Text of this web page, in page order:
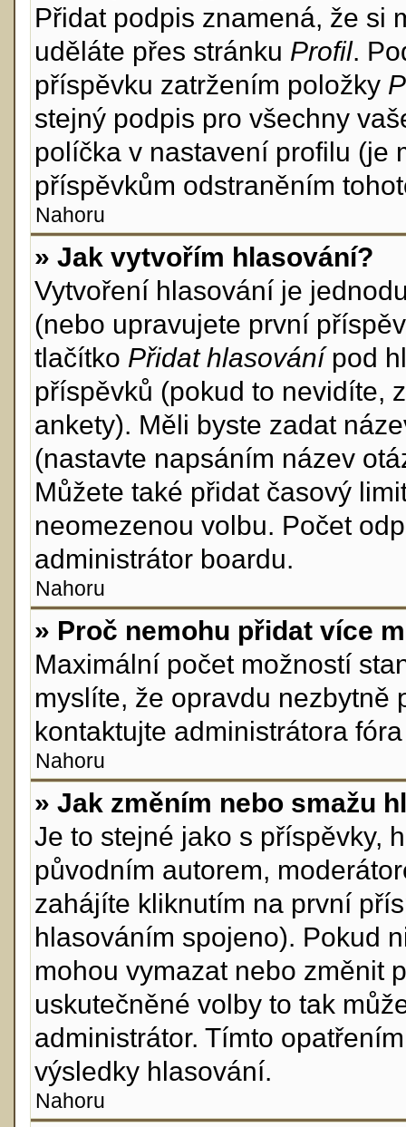
Přidat podpis znamená, že si
uděláte přes stránku Profil.
příspěvku zatržením položky
stejný podpis pro všechny
políčka v nastavení profilu (je
příspěvkům odstraněním
Nahoru
» Jak vytvořím hlasování?
Vytvoření hlasování je
(nebo upravujete první
tlačítko Přidat hlasovánípod
příspěvků (pokud to nevidíte,
ankety). Měli byste zadat
(nastavte napsáním název
Můžete také přidat časový
neomezenou volbu. Počet
administrátor boardu.
Nahoru
» Proč nemohu přidat více
Maximální počet možností
myslíte, že opravdu nezbytně
kontaktujte administrátora
Nahoru
» Jak změním nebo smažu
Je to stejné jako s příspěvky,
původním autorem,
zahájíte kliknutím na první
hlasováním spojeno). Pokud
mohou vymazat nebo změnit
uskutečněné volby to tak
administrátor. Tímto
výsledky hlasování.
Nahoru